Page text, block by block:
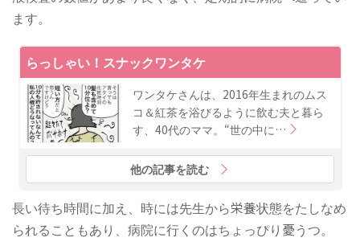
ます。
らっしゃい！スナックワンタケ
ワンタケさんは、2016年生まれのムス
コ＆紅茶を浴びるように飲む夫と暮ら
す、40代のママ。“世の中に…
他の記事を読む
長い待ち時間に加え、時には先生から栄養状態をたしなめ
られることもあり、病院に行くのはちょっぴり憂うつ。